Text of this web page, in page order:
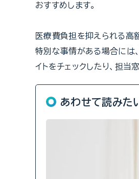
おすすめします。
医療費負担を抑えられる高
特別な事情がある場合には
イトをチェックしたり、担当
あわせて読みた